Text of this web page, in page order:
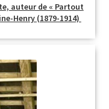
auteur de « Partout
Henry (1879-1914)